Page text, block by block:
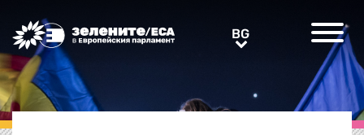
Greens/EFA Home BGBG